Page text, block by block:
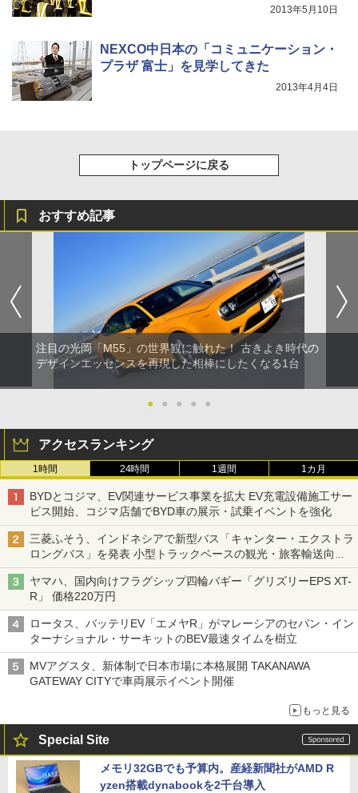
2013年5月10日
NEXCO中日本の「コミュニケーション・
プラザ 富士」を見学してきた
2013年4月4日
トップページに戻る
おすすめ記事
注目の光岡「M55」の世界観に触れた！ 古きよき時代の
デザインエッセンスを再現した相棒にしたくなる1台
● ● ● ● ●
アクセスランキング
1時間 24時間 1週間 1カ月
BYDとコジマ、EV関連サービス事業を拡大 EV充電設備施工サー
ビス開始、コジマ店舗でBYD車の展示・試乗イベントを強化
三菱ふそう、インドネシアで新型バス「キャンター・エクストラ
ロングバス」を発表 小型トラックベースの観光・旅客輸送向け
バス
ヤマハ、国内向けフラグシップ四輪バギー「グリズリーEPS XT-
R」 価格220万円
ロータス、バッテリEV「エメヤR」がマレーシアのセパン・イン
ターナショナル・サーキットのBEV最速タイムを樹立
MVアグスタ、新体制で日本市場に本格展開 TAKANAWA
GATEWAY CITYで車両展示イベント開催
もっと見る
Special Site
メモリ32GBでも予算内。産経新聞社がAMD R
yzen搭載dynabookを2千台導入